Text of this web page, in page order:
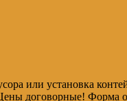
или установка
договорные!